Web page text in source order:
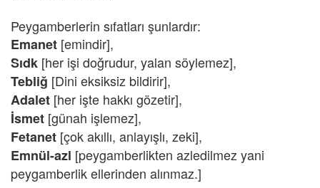
Peygamberlerin sıfatları şunlardır:
Emanet [emindir],
Sıdk [her işi doğrudur, yalan söylemez],
Tebliğ [Dini eksiksiz bildirir],
Adalet [her işte hakkı gözetir],
İsmet [günah işlemez],
Fetanet [çok akıllı, anlayışlı, zeki],
Emnül-azl [peygamberlikten azledilmez yani
peygamberlik ellerinden alınmaz.]